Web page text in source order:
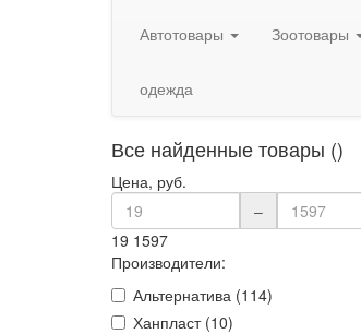
Автотовары Зоотовары
одежда
Все найденные товары ()
Цена, руб.
–
19 1597
Производители:
Альтернатива (114)
Ханпласт (10)